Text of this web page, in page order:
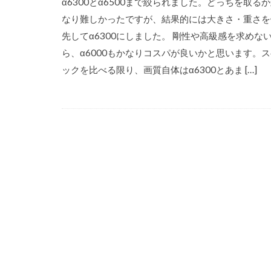
なり難しかったですが、結果的には大きさ・重さ
先してα6300にしました。 剛性や高級感を求めな
ら、α6000もかなりコスパが良いかと思います。
ックを比べる限り、画質自体はα6300とあま […]